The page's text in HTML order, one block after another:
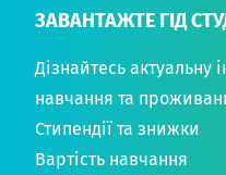
ЗАВАНТАЖТЕ ГІД
Дізнайтесь актуальну
навчання та
Стипендії та знижки
Вартість навчання